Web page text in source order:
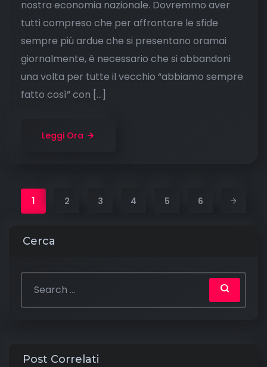
nostra economia nazionale. Dovremmo aver
tutti compreso che per affrontare le sfide
sempre più ardue che si presentano oramai
giornalmente, è necessario che si abbandoni
una volta per tutte il vecchio “abbiamo sempre
fatto così” con […]
Leggi Ora
1 2 3 4 5 6
Cerca
Post Correlati